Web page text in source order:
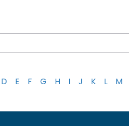
D E F G H I J K L M